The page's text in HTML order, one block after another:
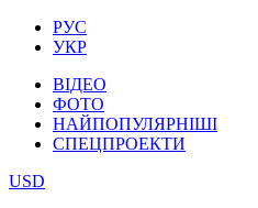
РУС
УКР
ВІДЕО
ФОТО
НАЙПОПУЛЯРНІШІ
СПЕЦПРОЕКТИ
USD